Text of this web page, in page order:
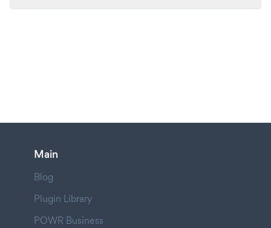
Main
Blog
Plugin Library
POWR Business